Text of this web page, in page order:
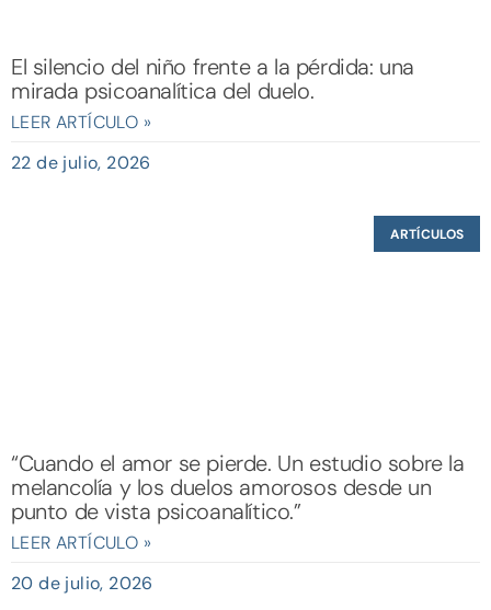
El silencio del niño frente a la pérdida: una
mirada psicoanalítica del duelo.
LEER ARTÍCULO »
22 de julio, 2026
ARTÍCULOS
“Cuando el amor se pierde. Un estudio sobre la
melancolía y los duelos amorosos desde un
punto de vista psicoanalítico.”
LEER ARTÍCULO »
20 de julio, 2026